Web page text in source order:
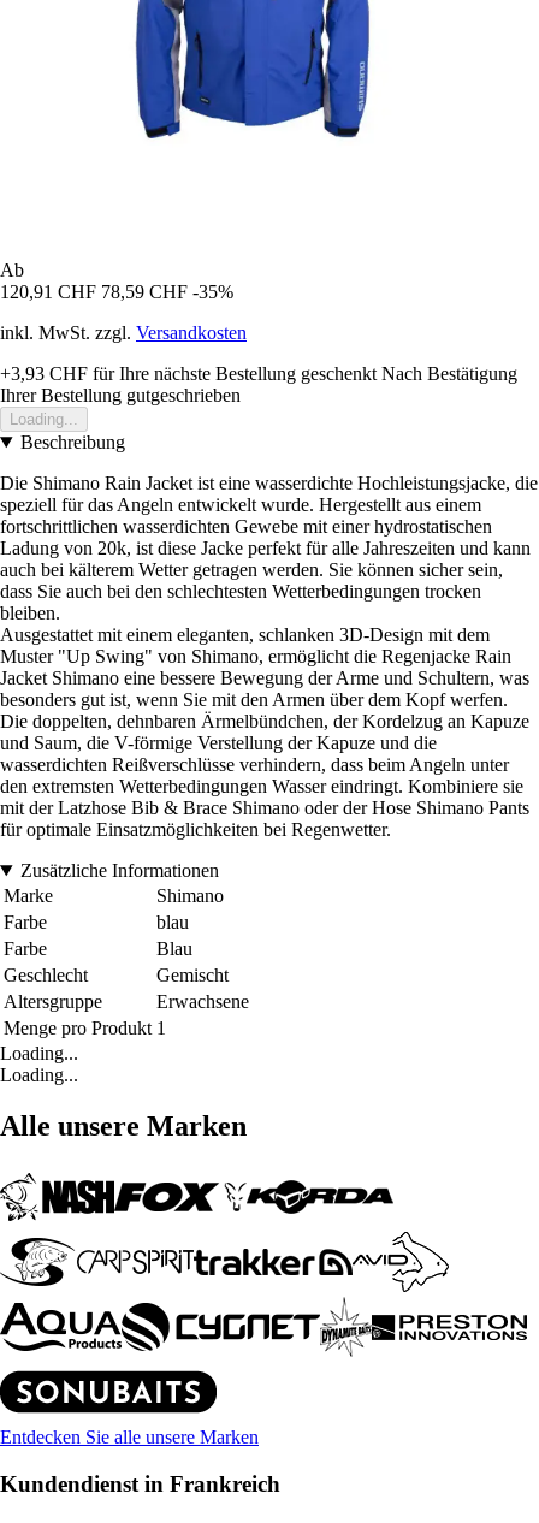
Ab
120,91 CHF 78,59 CHF -35%
inkl. MwSt. zzgl. Versandkosten
+3,93 CHF für Ihre nächste Bestellung geschenkt Nach Bestätigung
Ihrer Bestellung gutgeschrieben
Loading...
Beschreibung
Die Shimano Rain Jacket ist eine wasserdichte Hochleistungsjacke, die
speziell für das Angeln entwickelt wurde. Hergestellt aus einem
fortschrittlichen wasserdichten Gewebe mit einer hydrostatischen
Ladung von 20k, ist diese Jacke perfekt für alle Jahreszeiten und kann
auch bei kälterem Wetter getragen werden. Sie können sicher sein,
dass Sie auch bei den schlechtesten Wetterbedingungen trocken
bleiben.
Ausgestattet mit einem eleganten, schlanken 3D-Design mit dem
Muster "Up Swing" von Shimano, ermöglicht die Regenjacke Rain
Jacket Shimano eine bessere Bewegung der Arme und Schultern, was
besonders gut ist, wenn Sie mit den Armen über dem Kopf werfen.
Die doppelten, dehnbaren Ärmelbündchen, der Kordelzug an Kapuze
und Saum, die V-förmige Verstellung der Kapuze und die
wasserdichten Reißverschlüsse verhindern, dass beim Angeln unter
den extremsten Wetterbedingungen Wasser eindringt. Kombiniere sie
mit der Latzhose Bib & Brace Shimano oder der Hose Shimano Pants
für optimale Einsatzmöglichkeiten bei Regenwetter.
Zusätzliche Informationen
Marke
Shimano
Farbe
blau
Farbe
Blau
Geschlecht
Gemischt
Altersgruppe
Erwachsene
Menge pro Produkt 1
Loading...
Loading...
Alle unsere Marken
Entdecken Sie alle unsere Marken
Kundendienst in Frankreich